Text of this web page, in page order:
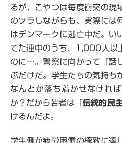
るが、こやつは毎度衝突の現
のツラしながらも、実際には
はデンマークに逃亡中だ。い
てた連中のうち、1,000人以
のに…。警察に向かって「話
ぶだけだ。学生たちの気持ち
なんとか落ち着かせなけれ
か？だから若者は「伝統的民
けるんだよ。
学生側が疲労困憊の極致に達